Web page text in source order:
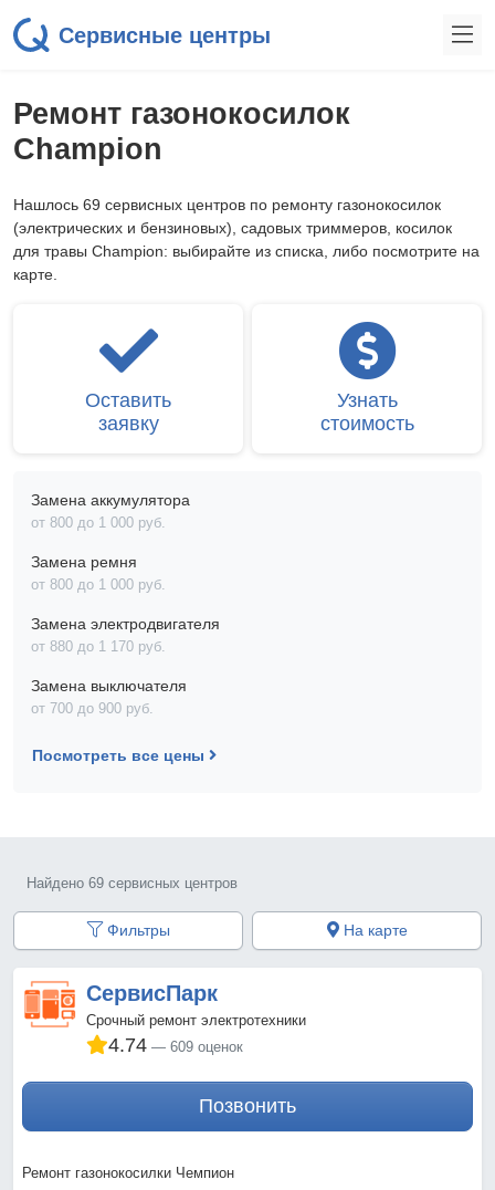
Сервисные центры
Ремонт газонокосилок
Champion
Нашлось 69 сервисных центров по ремонту газонокосилок
(электрических и бензиновых), садовых триммеров, косилок
для травы Champion: выбирайте из списка, либо посмотрите на
карте.
Оставить
заявку
Узнать
стоимость
Замена аккумулятора
от 800 до 1 000 pyб.
Замена ремня
от 800 до 1 000 pyб.
Замена электродвигателя
от 880 до 1 170 pyб.
Замена выключателя
от 700 до 900 pyб.
Посмотреть все цены
Найдено 69 сервисных центров
Фильтры На карте
СервисПарк
Срочный ремонт электротехники
4.74 609 оценок
Позвонить
Ремонт газонокосилки Чемпион